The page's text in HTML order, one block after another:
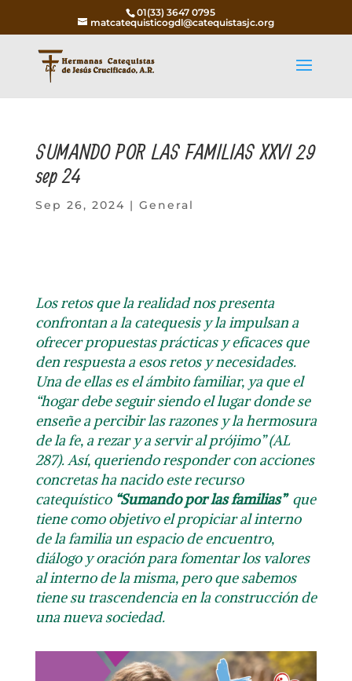
01(33) 3647 0795
matcatequisticogdl@catequistasjc.org
SUMANDO POR LAS FAMILIAS XXVI 29
sep 24
Sep 26, 2024 | General
Los retos que la realidad nos presenta
confrontan a la catequesis y la impulsan a
ofrecer propuestas prácticas y eficaces que
den respuesta a esos retos y necesidades.
Una de ellas es el ámbito familiar, ya que el
“hogar debe seguir siendo el lugar donde se
enseñe a percibir las razones y la hermosura
de la fe, a rezar y a servir al prójimo” (AL
287). Así, queriendo responder con acciones
concretas ha nacido este recurso
catequístico “Sumando por las familias” que
tiene como objetivo elpropiciar al interno
de la familia un espacio de encuentro,
diálogo y oración para fomentar los valores
al interno de la misma, pero que sabemos
tiene su trascendencia en la construcción de
una nueva sociedad.